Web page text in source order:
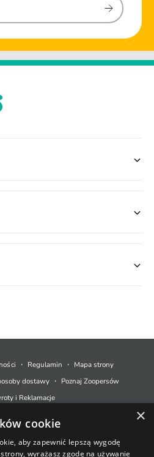
. Technologia Shopify
Regulamin
Mapa strony
dostawy
Poznaj Zoopersów
i Reklamacje
×
cookie
aby zapewnić lepszą wygodę
wyrażasz zgodę na używanie